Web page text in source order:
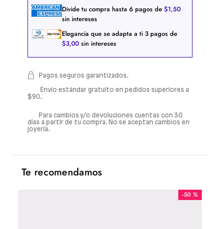
Divide tu compra hasta 6 pagos de $1,50
sin intereses
Elegancia que se adapta a ti 3 pagos de
$3,00 sin intereses
Pagos seguros garantizados.
Envío estándar gratuito en pedidos superiores a
$90.
Para cambios y/o devoluciones cuentas con 30
días a partir de tu compra. No se aceptan cambios en
joyería.
Te recomendamos
-50 %